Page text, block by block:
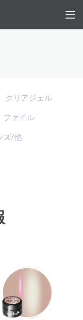
クリアジェル
ファイル
ズ/他